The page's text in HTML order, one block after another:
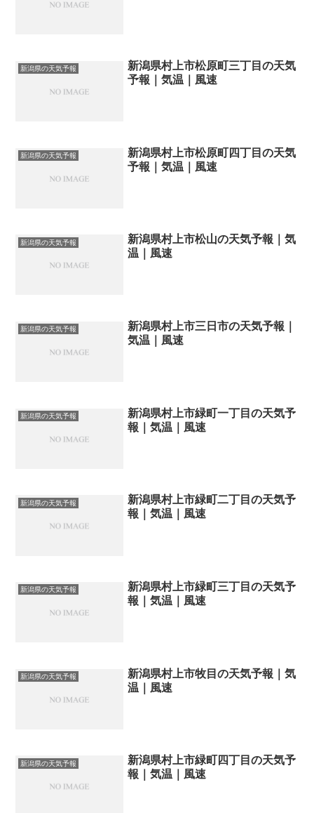
新潟県の天気予報
新潟県村上市松原町三丁目の天気
予報｜気温｜風速
新潟県の天気予報
新潟県村上市松原町四丁目の天気
予報｜気温｜風速
新潟県の天気予報
新潟県村上市松山の天気予報｜気
温｜風速
新潟県の天気予報
新潟県村上市三日市の天気予報｜
気温｜風速
新潟県の天気予報
新潟県村上市緑町一丁目の天気予
報｜気温｜風速
新潟県の天気予報
新潟県村上市緑町二丁目の天気予
報｜気温｜風速
新潟県の天気予報
新潟県村上市緑町三丁目の天気予
報｜気温｜風速
新潟県の天気予報
新潟県村上市牧目の天気予報｜気
温｜風速
新潟県の天気予報
新潟県村上市緑町四丁目の天気予
報｜気温｜風速